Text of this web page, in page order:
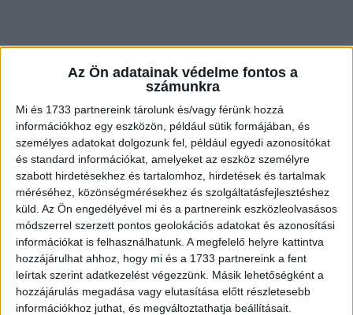
Az Ön adatainak védelme fontos a
számunkra
Mi és 1733 partnereink tárolunk és/vagy férünk hozzá
információkhoz egy eszközön, például sütik formájában, és
személyes adatokat dolgozunk fel, például egyedi azonosítókat
és standard információkat, amelyeket az eszköz személyre
szabott hirdetésekhez és tartalomhoz, hirdetések és tartalmak
méréséhez, közönségmérésekhez és szolgáltatásfejlesztéshez
küld. Az Ön engedélyével mi és a partnereink eszközleolvasásos
módszerrel szerzett pontos geolokációs adatokat és azonosítási
információkat is felhasználhatunk. A megfelelő helyre kattintva
hozzájárulhat ahhoz, hogy mi és a 1733 partnereink a fent
leírtak szerint adatkezelést végezzünk. Másik lehetőségként a
hozzájárulás megadása vagy elutasítása előtt részletesebb
információkhoz juthat, és megváltoztathatja beállításait.